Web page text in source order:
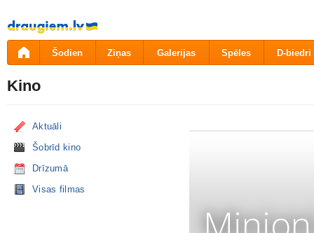
Pāriet
uz
saturu
Šodien Ziņas Galerijas Spēles D-biedri
Kino
Aktuāli
Šobrīd kino
Drīzumā
Visas filmas